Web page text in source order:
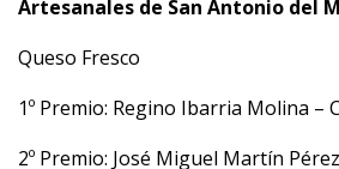
Artesanales de San Antonio del
Queso Fresco
1º Premio: Regino Ibarria Molina –
2º Premio: José Miguel Martín